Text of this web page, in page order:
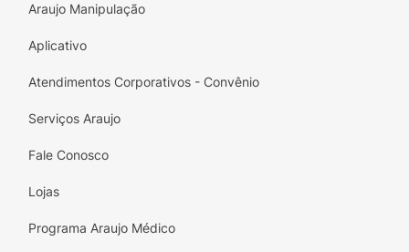
Araujo Manipulação
Aplicativo
Atendimentos Corporativos - Convênio
Serviços Araujo
Fale Conosco
Lojas
Programa Araujo Médico